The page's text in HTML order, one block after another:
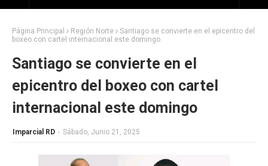
Página Principal Región Norte
Santiago se convierte en el epicentro del
boxeo con cartel internacional este domingo
Santiago se convierte en el
epicentro del boxeo con cartel
internacional este domingo
Imparcial RD - Sábado, Junio 21, 2025